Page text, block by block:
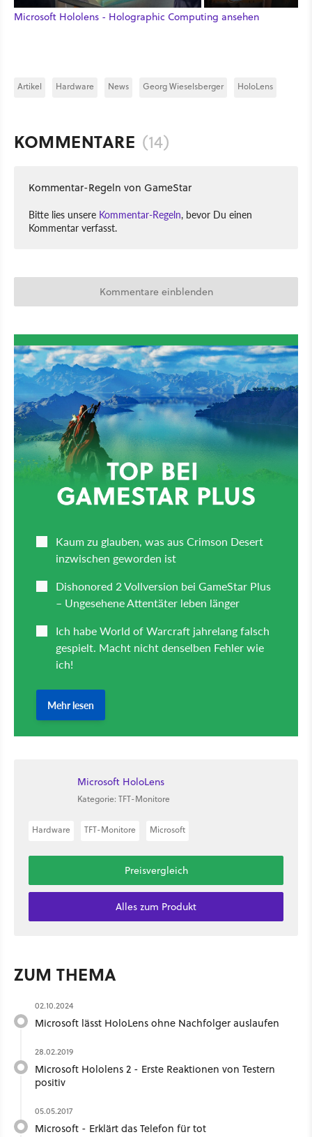
Microsoft Hololens - Holographic Computing ansehen
Artikel Hardware News Georg Wieselsberger HoloLens
KOMMENTARE (14)
Kommentar-Regeln von GameStar
Bitte lies unsere Kommentar-Regeln, bevor Du einen
Kommentar verfasst.
Kommentare einblenden
Microsoft HoloLens
Kategorie: TFT-Monitore
Hardware TFT-Monitore Microsoft
Preisvergleich
Alles zum Produkt
ZUM THEMA
02.10.2024
Microsoft lässt HoloLens ohne Nachfolger auslaufen
28.02.2019
Microsoft Hololens 2 - Erste Reaktionen von Testern
positiv
05.05.2017
Microsoft - Erklärt das Telefon für tot